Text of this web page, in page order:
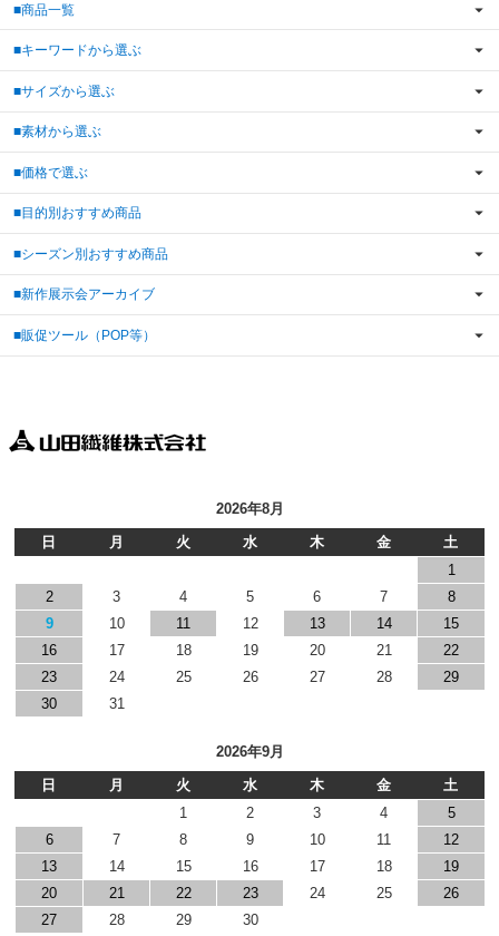
■商品一覧
■キーワードから選ぶ
■サイズから選ぶ
■素材から選ぶ
■価格で選ぶ
■目的別おすすめ商品
■シーズン別おすすめ商品
■新作展示会アーカイブ
■販促ツール（POP等）
2026年8月
日
月 火 水 木 金
土
1
2
3 4 5 6 7
8
9
10 11 12 13 14
15
16
17 18 19 20 21
22
23
24 25 26 27 28
29
30
31
2026年9月
日
月 火 水 木 金
土
1
2 3 4
5
6
7 8 9 10 11
12
13
14 15 16 17 18
19
20
21 22 23 24 25
26
27
28 29 30